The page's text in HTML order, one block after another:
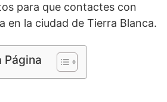
para que contactes con
en la ciudad de Tierra Blanca.
Página